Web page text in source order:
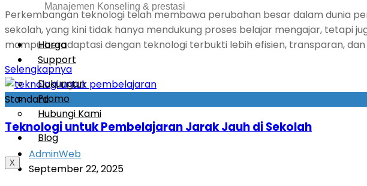
Manajemen Konseling & prestasi
Harga
Support
Dukungan
Promo
Hubungi Kami
Blog
X
Perkembangan teknologi telah membawa perubahan besar dalam dunia
sekolah, yang kini tidak hanya mendukung proses belajar mengajar, tetapi
mampu beradaptasi dengan teknologi terbukti lebih efisien, transparan,
Selengkapnya
Standard
Teknologi untuk Pembelajaran Jarak Jauh di Sekolah
AdminWeb
September 22, 2025